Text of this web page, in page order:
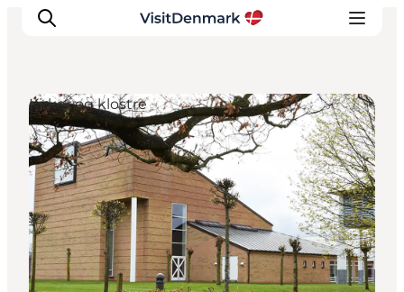
Inspiration
Destinationer
Oplevelser
Overnatning
Planlæg ferien
Kirker og klostre